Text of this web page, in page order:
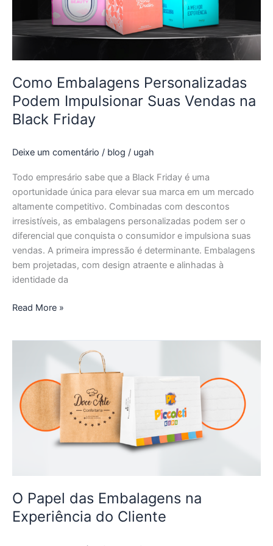
Como Embalagens Personalizadas
Podem Impulsionar Suas Vendas na
Black Friday
Deixe um comentário / blog / ugah
Todo empresário sabe que a Black Friday é uma
oportunidade única para elevar sua marca em um mercado
altamente competitivo. Combinadas com descontos
irresistíveis, as embalagens personalizadas podem ser o
diferencial que conquista o consumidor e impulsiona suas
vendas. A primeira impressão é determinante. Embalagens
bem projetadas, com design atraente e alinhadas à
identidade da
Vendas
na
Friday
Read More »
O Papel das Embalagens na
Experiência do Cliente
Embalagens
na
Experiência